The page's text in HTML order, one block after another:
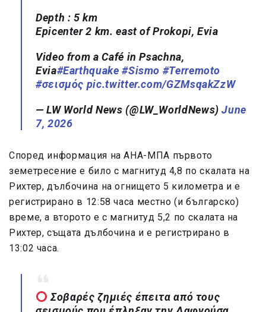
Depth : 5 km
Epicenter 2 km. east of Prokopi, Evia
Video from a Café in Psachna,
Evia#Earthquake #Sismo #Terremoto
#σεισμός pic.twitter.com/GZMsqakZzW
— LW World News (@LW_WorldNews)June
7, 2026
Според информация на АНА-МПА първото
земетресение е било с магнитуд 4,8 по скалата на
Рихтер, дълбочина на огнището 5 километра и е
регистрирано в 12:58 часа местно (и българско)
време, а второто е с магнитуд 5,2 по скалата на
Рихтер, същата дълбочина и е регистрирано в
13:02 часа.
Σοβαρές ζημιές έπειτα από τους